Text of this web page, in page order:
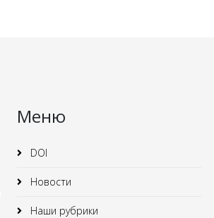
Меню
DOI
Новости
Наши рубрики